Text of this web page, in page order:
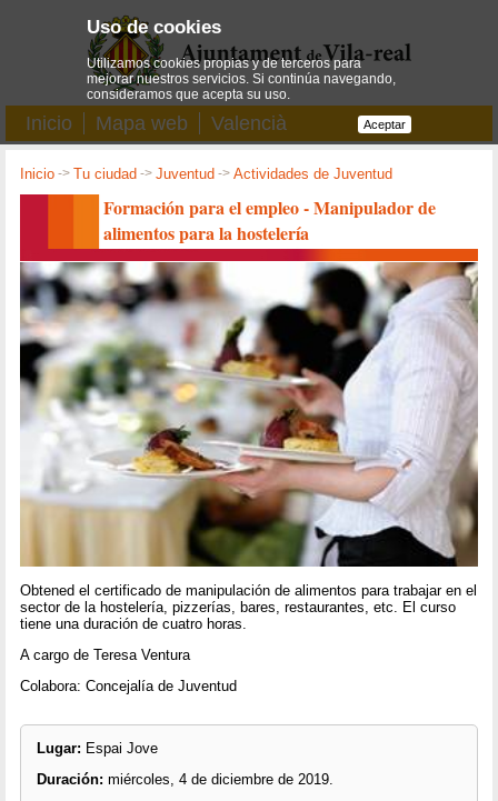
Inicio Mapa web Valencià
Inicio ->Tu ciudad ->Juventud ->Actividades de Juventud
Formación para el empleo - Manipulador de
alimentos para la hostelería
Obtened el certificado de manipulación de alimentos para trabajar en el
sector de la hostelería, pizzerías, bares, restaurantes, etc. El curso
tiene una duración de cuatro horas.
A cargo de Teresa Ventura
Colabora: Concejalía de Juventud
Lugar: Espai Jove
Duración: miércoles, 4 de diciembre de 2019.
Uso de cookies
Utilizamos cookies propias y de terceros para
mejorar nuestros servicios. Si continúa navegando,
consideramos que acepta su uso.
Aceptar